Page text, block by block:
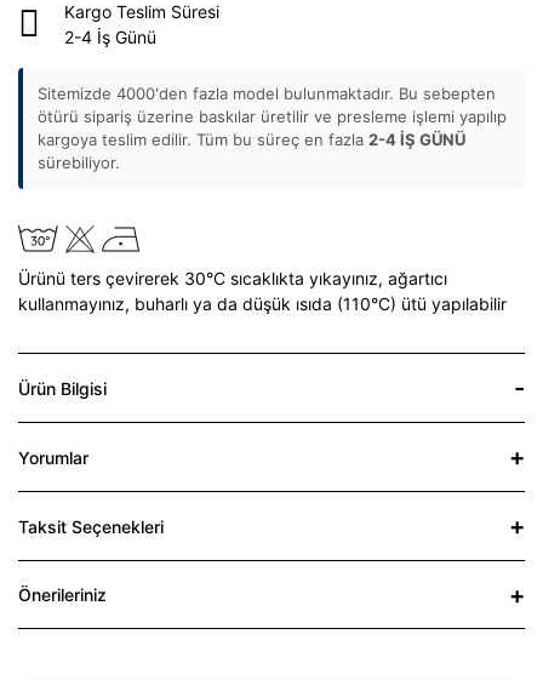
Kargo Teslim Süresi
2-4 İş Günü
Sitemizde 4000'den fazla model bulunmaktadır. Bu sebepten
ötürü sipariş üzerine baskılar üretilir ve presleme işlemi yapılıp
kargoya teslim edilir. Tüm bu süreç en fazla 2-4 İŞ GÜNÜ
sürebiliyor.
Ürünü ters çevirerek 30°C sıcaklıkta yıkayınız, ağartıcı
kullanmayınız, buharlı ya da düşük ısıda (110°C) ütü yapılabilir
Ürün Bilgisi
Yorumlar
Taksit Seçenekleri
Önerileriniz